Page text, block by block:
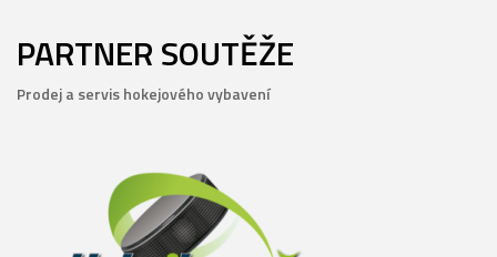
PARTNER SOUTĚŽE
Prodej a servis hokejového vybavení